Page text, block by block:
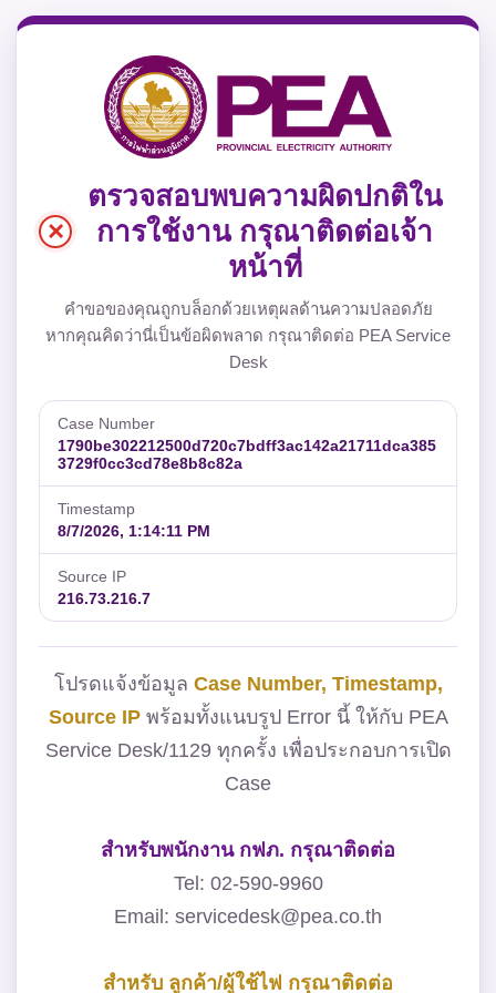
×
ตรวจสอบพบความผิดปกติใน
การใช้งาน กรุณาติดต่อเจ้า
หน้าที่
คำขอของคุณถูกบล็อกด้วยเหตุผลด้านความปลอดภัย
หากคุณคิดว่านี่เป็นข้อผิดพลาด กรุณาติดต่อ PEA Service
Desk
Case Number
1790be302212500d720c7bdff3ac142a21711dca385
3729f0cc3cd78e8b8c82a
Timestamp
8/7/2026, 1:14:11 PM
Source IP
216.73.216.7
โปรดแจ้งข้อมูล Case Number, Timestamp,
Source IPพร้อมทั้งแนบรูป Error นี้ ให้กับ PEA
Service Desk/1129 ทุกครั้ง เพื่อประกอบการเปิด
Case
สำหรับพนักงาน กฟภ. กรุณาติดต่อ
Tel: 02-590-9960
Email: servicedesk@pea.co.th
สำหรับ ลูกค้า/ผู้ใช้ไฟ กรุณาติดต่อ